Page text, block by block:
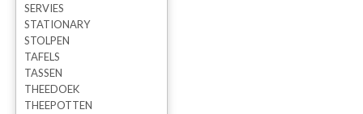
SERVIES
STATIONARY
STOLPEN
TAFELS
TASSEN
THEEDOEK
THEEPOTTEN